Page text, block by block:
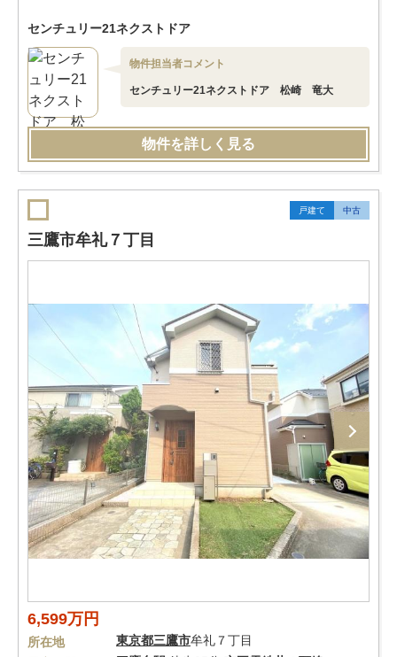
センチュリー21ネクストドア
物件担当者コメント
センチュリー21ネクストドア 松崎 竜大
物件を詳しく見る
戸建て 中古
三鷹市牟礼７丁目
6,599万円
所在地 東京都三鷹市牟礼７丁目